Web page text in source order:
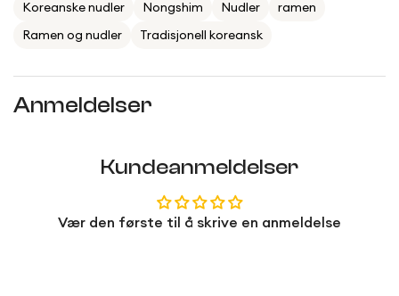
Koreanske nudler
Nongshim Nudler
ramen
Ramen og nudler
Tradisjonell koreansk
Anmeldelser
Kundeanmeldelser
Vær den første til å skrive en anmeldelse